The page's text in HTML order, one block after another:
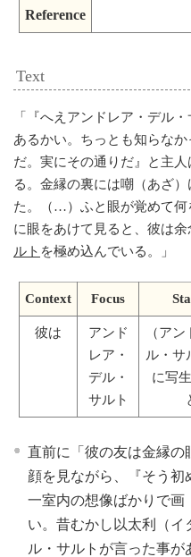
Reference
Text
「
『へえアンドレア・デル
あるかい。ちっとも知らな
だ。実にその通りだ』と主
る。金縁の裏には嘲（あざ
た。（…）ふと眼が覚めて何
に眼をあけて見ると、彼は余
ルト を極め込んでいる。 」
Context Focus
彼は
アンド
レア・
デル・
サルト
（ア
ル・サ
に写
直前に「彼の友は金縁の
顔を見ながら、『そう
一室内の想像ばかりで画
い。昔むかし以太利（
ル・サルトが言った事